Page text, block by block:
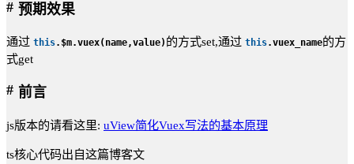
预期效果
通过 this. $m.vuex( name,value) 的方式set,通过 this.vuex_ name的方
式get
前言
js版本的请看这里: uView简化Vuex写法的基本原理
ts核心代码出自这篇博客文